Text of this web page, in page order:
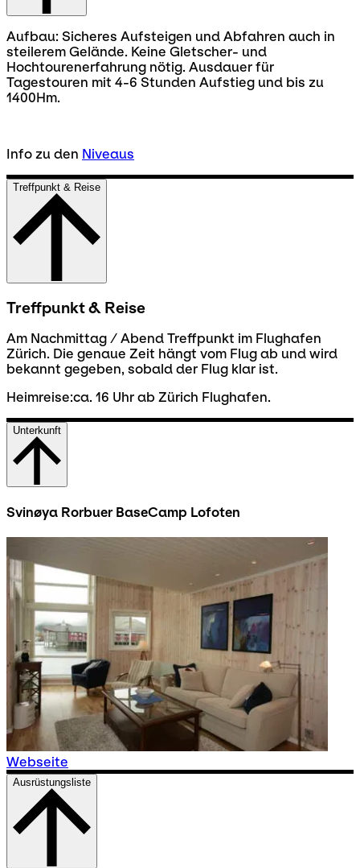
Aufbau: Sicheres Aufsteigen und Abfahren auch in
steilerem Gelände. Keine Gletscher- und
Hochtourenerfahrung nötig. Ausdauer für
Tagestouren mit 4-6 Stunden Aufstieg und bis zu
1400Hm.
Info zu den Niveaus
Treffpunkt & Reise
Treffpunkt & Reise
Am Nachmittag / Abend Treffpunkt im Flughafen
Zürich. Die genaue Zeit hängt vom Flug ab und wird
bekannt gegeben, sobald der Flug klar ist.
Heimreise:ca. 16 Uhr ab Zürich Flughafen.
Unterkunft
Svinøya Rorbuer BaseCamp Lofoten
Webseite
Ausrüstungsliste